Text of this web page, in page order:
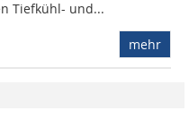
Tiefkühl- und...
mehr